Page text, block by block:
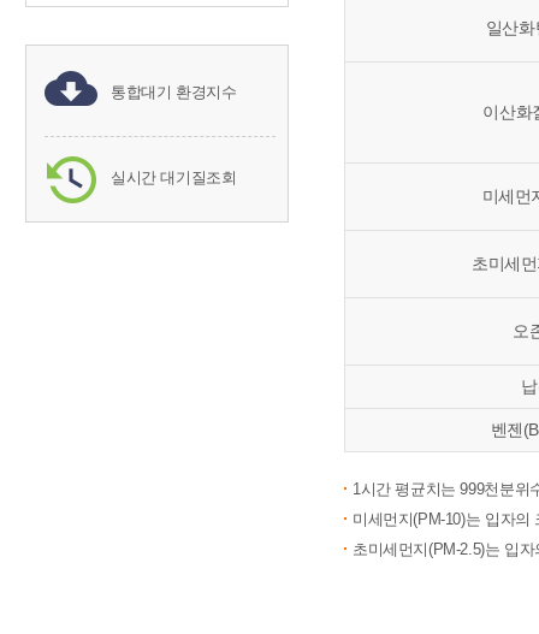
통합대기 환경지수
실시간 대기질조회
일산
이산화
미세먼
초미세
오
벤젠
1시간 평균치는 999천분위
미세먼지(PM-10)는 입자
초미세먼지(PM-2.5)는 입